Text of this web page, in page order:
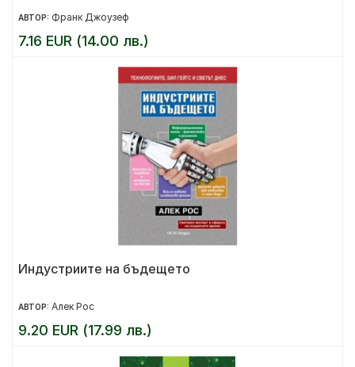
АВТОР: Франк Джоузеф
7.16 EUR (14.00 лв.)
Индустриите на бъдещето
АВТОР: Алек Рос
9.20 EUR (17.99 лв.)